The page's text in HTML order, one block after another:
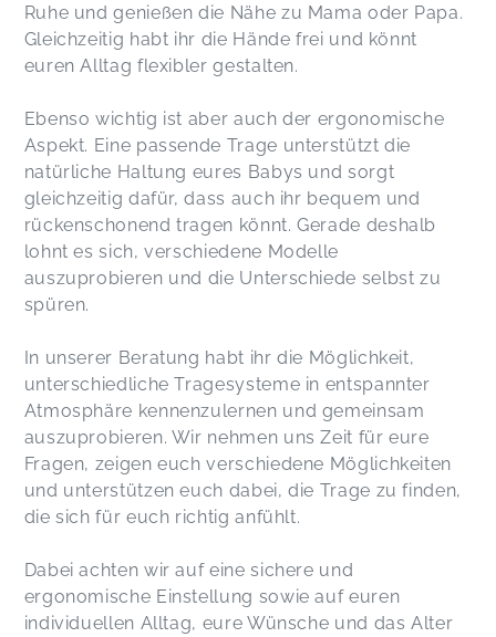
Ruhe und genießen die Nähe zu Mama oder Papa.
Gleichzeitig habt ihr die Hände frei und könnt
euren Alltag flexibler gestalten.
Ebenso wichtig ist aber auch der ergonomische
Aspekt. Eine passende Trage unterstützt die
natürliche Haltung eures Babys und sorgt
gleichzeitig dafür, dass auch ihr bequem und
rückenschonend tragen könnt. Gerade deshalb
lohnt es sich, verschiedene Modelle
auszuprobieren und die Unterschiede selbst zu
spüren.
In unserer Beratung habt ihr die Möglichkeit,
unterschiedliche Tragesysteme in entspannter
Atmosphäre kennenzulernen und gemeinsam
auszuprobieren. Wir nehmen uns Zeit für eure
Fragen, zeigen euch verschiedene Möglichkeiten
und unterstützen euch dabei, die Trage zu finden,
die sich für euch richtig anfühlt.
Dabei achten wir auf eine sichere und
ergonomische Einstellung sowie auf euren
individuellen Alltag, eure Wünsche und das Alter